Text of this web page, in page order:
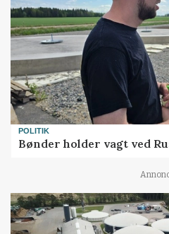
POLITIK
Bønder holder vagt ved